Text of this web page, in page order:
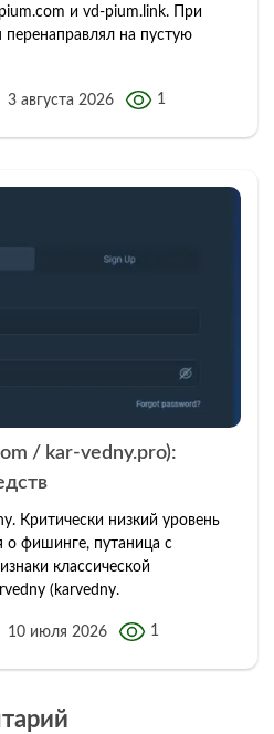
и vd-pium.link. При
на пустую
3 августа 2026 1
/ kar-vedny.pro):
Критически низкий уровень
о фишинге, путаница с
классической
(karvedny.
10 июля 2026 1